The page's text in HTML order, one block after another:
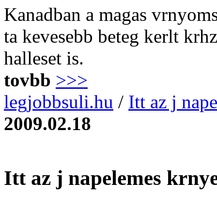
Kanadban a magas
ta kevesebb beteg kerlt
halleset is.
tovbb >>>
legjobbsuli.hu / Itt az j
2009.02.18
Itt az j napelemes